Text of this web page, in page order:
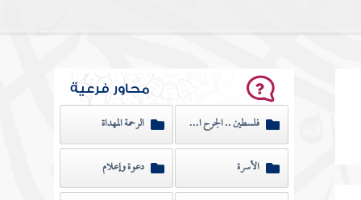
محاور فرعية
فلسطين .. الجرح النازف الرحمة المهداة
الأسرة دعوة وإعلام